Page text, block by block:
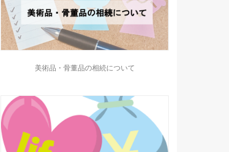
美術品・骨董品の相続について